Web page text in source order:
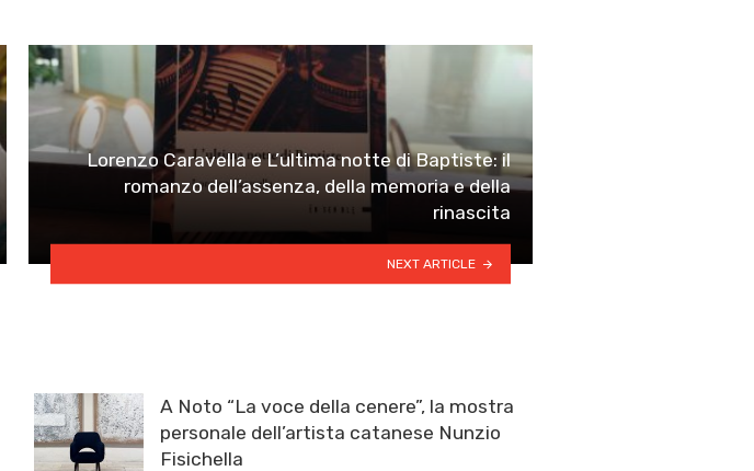
Lorenzo Caravella e L’ultima notte di Baptiste: il
romanzo dell’assenza, della memoria e della
rinascita
NEXT ARTICLE
A Noto “La voce della cenere”, la mostra
personale dell’artista catanese Nunzio
Fisichella